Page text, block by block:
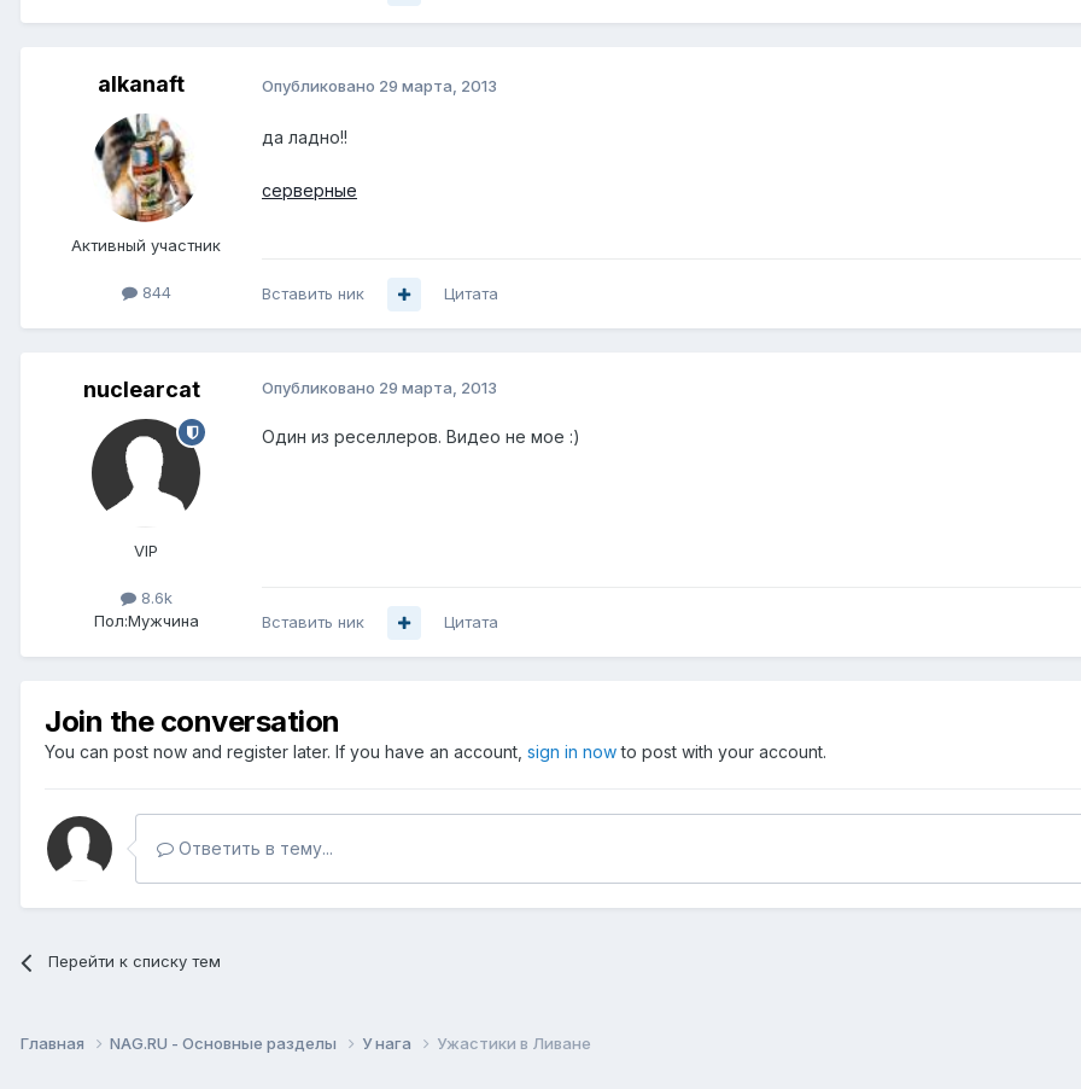
alkanaft
Активный участник
844
Опубликовано 29 марта, 2013
да ладно!!
серверные
Вставить ник Цитата
nuclearcat
VIP
8.6k
Пол:Мужчина
Опубликовано 29 марта, 2013
Один из реселлеров. Видео не мое :)
Вставить ник Цитата
Join the conversation
You can post now and register later. If you have an account, sign in nowto post with your account.
Ответить в тему...
Перейти к списку тем
Главная NAG.RU - Основные разделы У нага Ужастики в Ливане